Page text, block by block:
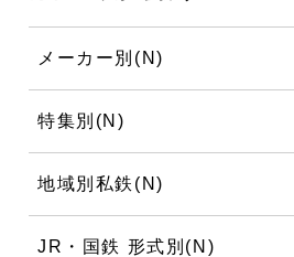
メーカー別(N)
特集別(N)
地域別私鉄(N)
JR・国鉄 形式別(N)